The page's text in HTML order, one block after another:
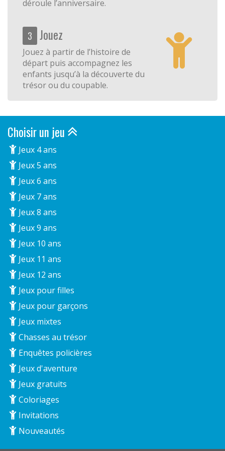
déroule l’anniversaire.
3 Jouez
Jouez à partir de l’histoire de
départ puis accompagnez les
enfants jusqu’à la découverte du
trésor ou du coupable.
Choisir un jeu
Jeux 4 ans
Jeux 5 ans
Jeux 6 ans
Jeux 7 ans
Jeux 8 ans
Jeux 9 ans
Jeux 10 ans
Jeux 11 ans
Jeux 12 ans
Jeux pour filles
Jeux pour garçons
Jeux mixtes
Chasses au trésor
Enquêtes policières
Jeux d'aventure
Jeux gratuits
Coloriages
Invitations
Nouveautés